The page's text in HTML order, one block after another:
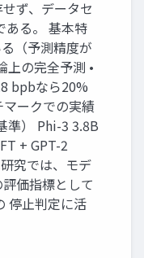
ず、データセ
ある。 基本特
（予測精度が
上の完全予測 •
bpbなら20%
ークでの実績
準） Phi-3 3.8B
+ GPT-2
究では、モデ
価指標として
停止判定に活